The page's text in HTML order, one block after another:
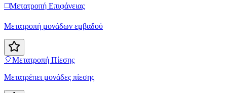
◻️Μετατροπή Επιφάνειας
Μετατροπή μονάδων εμβαδού
🎈Μετατροπή Πίεσης
Μετατρέπει μονάδες πίεσης